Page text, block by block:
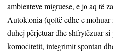
ambienteve migruese, e jo aq të
Autoktonia (qoftë edhe e
duhej përjetuar dhe shfrytëzuar si
komoditetit, integrimit spontan